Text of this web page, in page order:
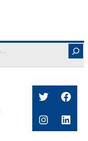
Twitter